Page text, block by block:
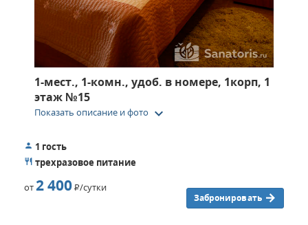
1-мест., 1-комн., удоб. в номере, 1корп, 1
этаж №15
Показать описание и фото keyboard_arrow_down
1 гость
трехразовое питание
от2 400Р/сутки
Забронировать